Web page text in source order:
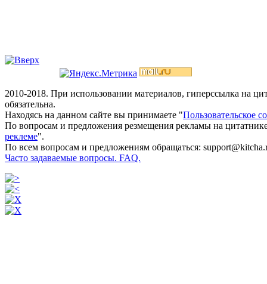
2010-2018. При использовании материалов, гиперссылка на
обязательна.
Находясь на данном сайте вы принимаете "Пользовательское
По вопросам и предложения резмещения рекламы на
реклеме".
По всем вопросам и предложениям обращаться:
Часто задаваемые вопросы. FAQ.